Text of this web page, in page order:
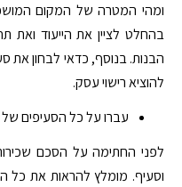
ומהי המטרה של המקום
בהחלט לציין את הייעוד ואת
הבנות. בנוסף, כדאי לבחון את
להוציא רישוי עסק.
עברו על כל הסעיפים
לפני החתימה על הסכם
וסעיף. מומלץ להראות את כל